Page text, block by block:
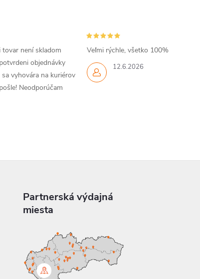
není skladom
objednávky
vyhovára na kuriérov
Neodporúčam
12.6.2026
Veľmi rýchle, všetko 100%
Partnerská výdajná
miesta